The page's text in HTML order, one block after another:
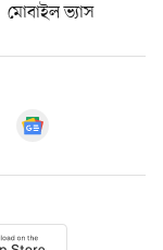
মোবাইল ভ্যাস